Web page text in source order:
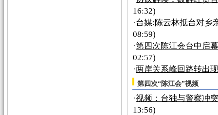
16:32)
·台媒:陈云林抵台对乡
08:59)
·第四次陈江会台中启
02:57)
·两岸关系峰回路转出
第四次“陈江会”视频
·视频：台独与警察冲
13:56)